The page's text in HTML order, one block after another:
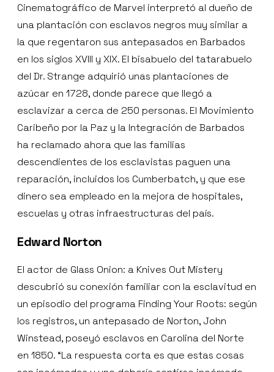
Cinematográfico de Marvel interpretó al dueño de
una plantación con esclavos negros muy similar a
la que regentaron sus antepasados en Barbados
en los siglos XVIII y XIX. El bisabuelo del tatarabuelo
del Dr. Strange adquirió unas plantaciones de
azúcar en 1728, donde parece que llegó a
esclavizar a cerca de 250 personas. El Movimiento
Caribeño por la Paz y la Integración de Barbados
ha reclamado ahora que las familias
descendientes de los esclavistas paguen una
reparación, incluidos los Cumberbatch, y que ese
dinero sea empleado en la mejora de hospitales,
escuelas y otras infraestructuras del país.
Edward Norton
El actor de Glass Onion: a Knives Out Mistery
descubrió su conexión familiar con la esclavitud en
un episodio del programa Finding Your Roots: según
los registros, un antepasado de Norton, John
Winstead, poseyó esclavos en Carolina del Norte
en 1850. “La respuesta corta es que estas cosas